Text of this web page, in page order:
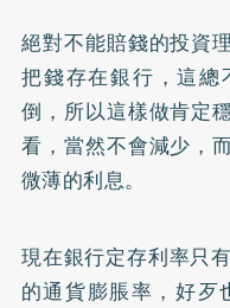
絕對不能賠錢的投資
把錢存在銀行，這
倒，所以這樣做肯定
看，當然不會減少，
微薄的利息。
現在銀行定存利率只
的通貨膨脹率，好